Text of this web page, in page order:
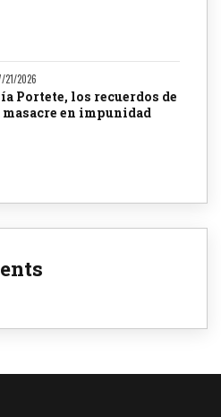
21/2026
Portete, los recuerdos de
masacre en impunidad